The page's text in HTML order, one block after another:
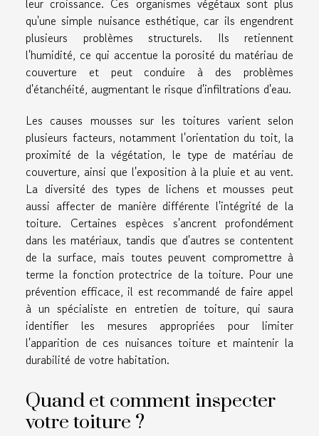
qu'une simple nuisance esthétique, car ils engendrent
plusieurs problèmes structurels. Ils retiennent
l'humidité, ce qui accentue la porosité du matériau de
couverture et peut conduire à des problèmes
d'étanchéité, augmentant le risque d'infiltrations d'eau.
Les causes mousses sur les toitures varient selon
plusieurs facteurs, notamment l'orientation du toit, la
proximité de la végétation, le type de matériau de
couverture, ainsi que l'exposition à la pluie et au vent.
La diversité des types de lichens et mousses peut
aussi affecter de manière différente l'intégrité de la
toiture. Certaines espèces s'ancrent profondément
dans les matériaux, tandis que d'autres se contentent
de la surface, mais toutes peuvent compromettre à
terme la fonction protectrice de la toiture. Pour une
prévention efficace, il est recommandé de faire appel
à un spécialiste en entretien de toiture, qui saura
identifier les mesures appropriées pour limiter
l'apparition de ces nuisances toiture et maintenir la
durabilité de votre habitation.
Quand et comment inspecter
votre toiture ?